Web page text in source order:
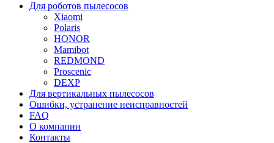
Для роботов пылесосов
Xiaomi
Polaris
HONOR
Mamibot
REDMOND
Proscenic
DEXP
Для вертикальных пылесосов
Ошибки, устранение неисправностей
FAQ
О компании
Контакты